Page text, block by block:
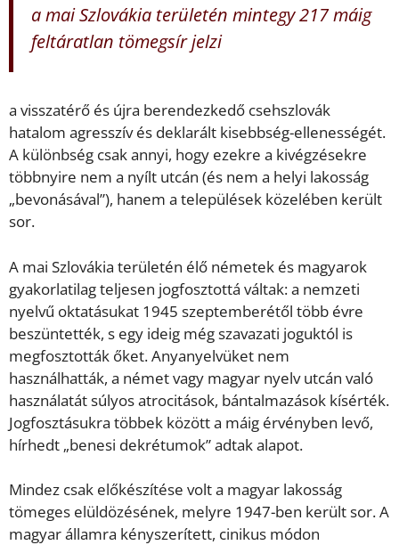
a mai Szlovákia területén mintegy 217 máig
feltáratlan tömegsír jelzi
a visszatérő és újra berendezkedő csehszlovák
hatalom agresszív és deklarált kisebbség-ellenességét.
A különbség csak annyi, hogy ezekre a kivégzésekre
többnyire nem a nyílt utcán (és nem a helyi lakosság
„bevonásával”), hanem a települések közelében került
sor.
A mai Szlovákia területén élő németek és magyarok
gyakorlatilag teljesen jogfosztottá váltak: a nemzeti
nyelvű oktatásukat 1945 szeptemberétől több évre
beszüntették, s egy ideig még szavazati joguktól is
megfosztották őket. Anyanyelvüket nem
használhatták, a német vagy magyar nyelv utcán való
használatát súlyos atrocitások, bántalmazások kísérték.
Jogfosztásukra többek között a máig érvényben levő,
hírhedt „benesi dekrétumok” adtak alapot.
Mindez csak előkészítése volt a magyar lakosság
tömeges elüldözésének, melyre 1947-ben került sor. A
magyar államra kényszerített, cinikus módon